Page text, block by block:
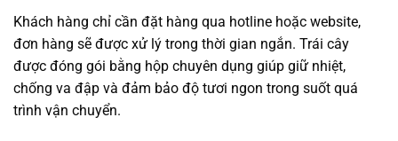
Khách hàng chỉ cần đặt hàng qua hotline hoặc website,
đơn hàng sẽ được xử lý trong thời gian ngắn. Trái cây
được đóng gói bằng hộp chuyên dụng giúp giữ nhiệt,
chống va đập và đảm bảo độ tươi ngon trong suốt quá
trình vận chuyển.